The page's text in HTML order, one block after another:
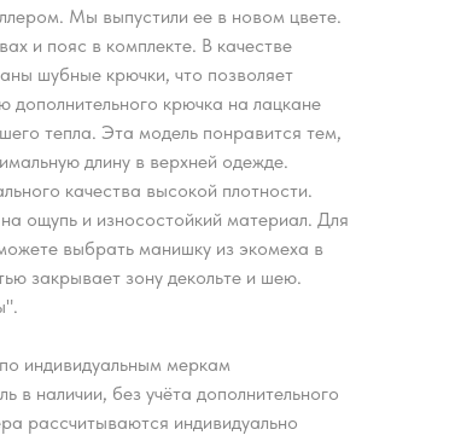
Мы выпустили ее в новом цвете.
и пояс в комплекте. В качестве
шубные крючки, что позволяет
крючка на лацкане
тепла. Эта модель понравится тем,
длину в верхней одежде.
качества высокой плотности.
ощупь и износостойкий материал. Для
выбрать манишку из экомеха в
закрывает зону декольте и шею.
индивидуальным меркам
в наличии, без учёта дополнительного
рассчитываются индивидуально